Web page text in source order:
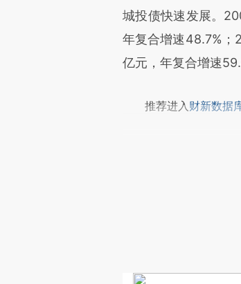
城投债快速发展。
年复合增速48.7%；
亿元，年复合增速
推荐进入 财新数据